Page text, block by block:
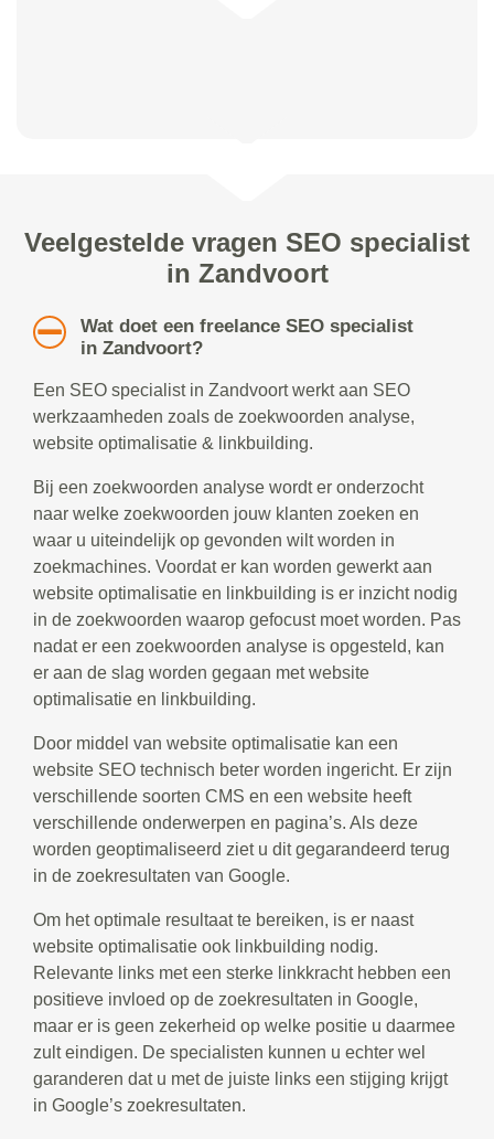
Veelgestelde vragen SEO specialist
in Zandvoort
Wat doet een freelance SEO specialist
in Zandvoort?
Een SEO specialist in Zandvoort werkt aan SEO
werkzaamheden zoals de zoekwoorden analyse,
website optimalisatie & linkbuilding.
Bij een zoekwoorden analyse wordt er onderzocht
naar welke zoekwoorden jouw klanten zoeken en
waar u uiteindelijk op gevonden wilt worden in
zoekmachines. Voordat er kan worden gewerkt aan
website optimalisatie en linkbuilding is er inzicht nodig
in de zoekwoorden waarop gefocust moet worden. Pas
nadat er een zoekwoorden analyse is opgesteld, kan
er aan de slag worden gegaan met website
optimalisatie en linkbuilding.
Door middel van website optimalisatie kan een
website SEO technisch beter worden ingericht. Er zijn
verschillende soorten CMS en een website heeft
verschillende onderwerpen en pagina’s. Als deze
worden geoptimaliseerd ziet u dit gegarandeerd terug
in de zoekresultaten van Google.
Om het optimale resultaat te bereiken, is er naast
website optimalisatie ook linkbuilding nodig.
Relevante links met een sterke linkkracht hebben een
positieve invloed op de zoekresultaten in Google,
maar er is geen zekerheid op welke positie u daarmee
zult eindigen. De specialisten kunnen u echter wel
garanderen dat u met de juiste links een stijging krijgt
in Google’s zoekresultaten.